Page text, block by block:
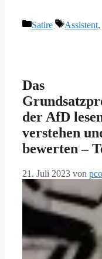
Kategorien
Satire Assistent,
Das
der AfD
verstehen
bewerten –
21. Juli 2023 von pco